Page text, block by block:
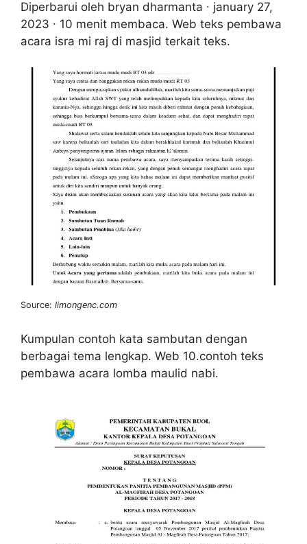
Diperbarui oleh bryan dharmanta ∙ january 27,
2023 ∙ 10 menit membaca. Web teks pembawa
acara isra mi raj di masjid terkait teks.
Source: limongenc.com
Kumpulan contoh kata sambutan dengan
berbagai tema lengkap. Web 10.contoh teks
pembawa acara lomba maulid nabi.